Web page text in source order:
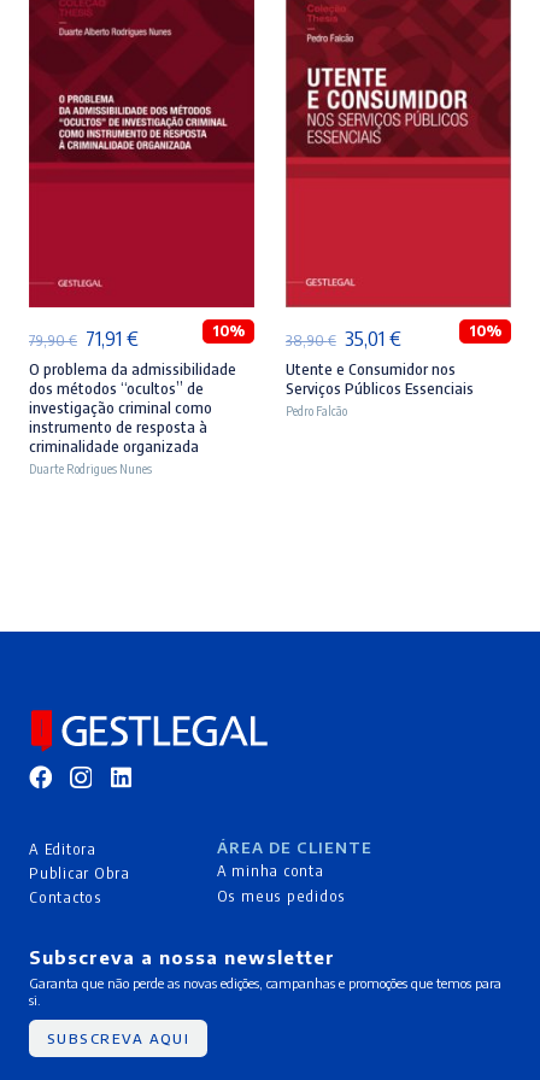
79,90€ O
preço
original
era:
79,90 €.
71,91 €O
preço
atual
é:
71,91 €.
10%
O problema da admissibilidade
dos métodos “ocultos” de
investigação criminal como
instrumento de resposta à
criminalidade organizada
Duarte Rodrigues Nunes
38,90€ O
preço
original
35,01 €O
preço
atual
10%
Utente e Consumidor nos
Serviços Públicos Essenciais
Pedro Falcão
A Editora
Publicar Obra
Contactos
ÁREA DE CLIENTE
A minha conta
Os meus pedidos
Subscreva a nossa newsletter
Garanta que não perde as novas edições, campanhas e promoções que temos para
si.
SUBSCREVA AQUI